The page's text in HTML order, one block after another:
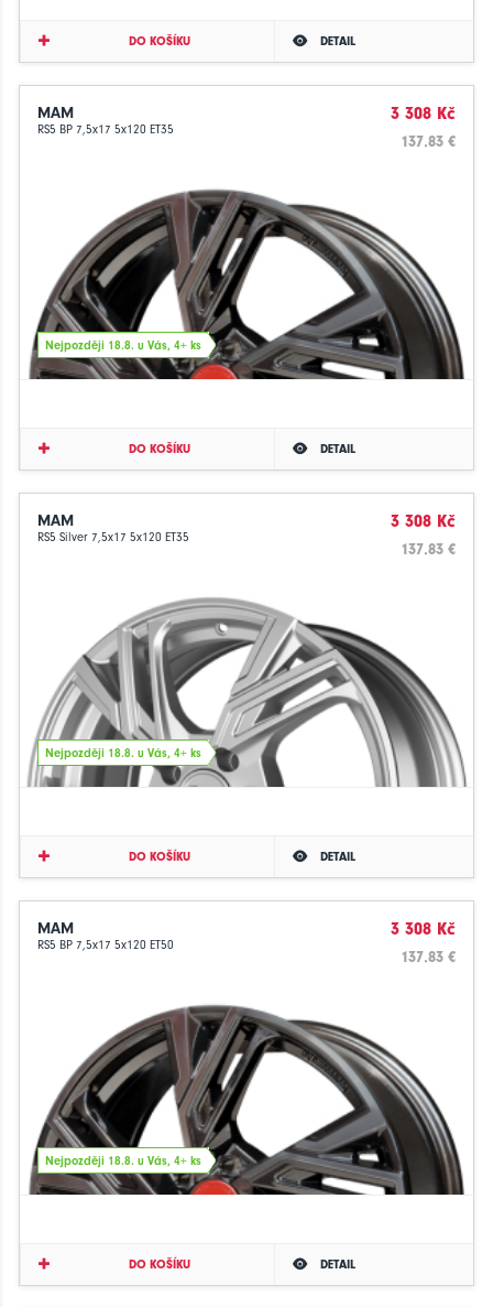
DO KOŠÍKU DETAIL
MAM
RS5 BP 7,5x17 5x120 ET35
3 308 Kč
137.83 €
Nejpozději 18.8. u Vás, 4+ ks
DO KOŠÍKU DETAIL
MAM
RS5 Silver 7,5x17 5x120 ET35
3 308 Kč
137.83 €
Nejpozději 18.8. u Vás, 4+ ks
DO KOŠÍKU DETAIL
MAM
RS5 BP 7,5x17 5x120 ET50
3 308 Kč
137.83 €
Nejpozději 18.8. u Vás, 4+ ks
DO KOŠÍKU DETAIL